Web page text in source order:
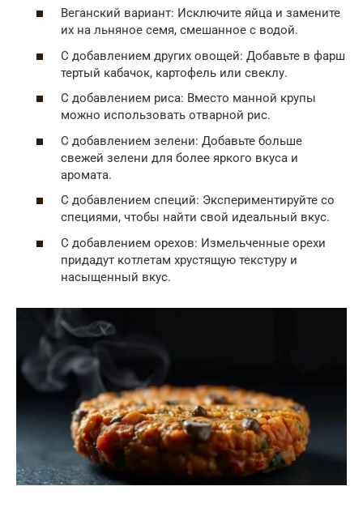
Веганский вариант: Исключите яйца и замените
их на льняное семя, смешанное с водой.
С добавлением других овощей: Добавьте в фарш
тертый кабачок, картофель или свеклу.
С добавлением риса: Вместо манной крупы
можно использовать отварной рис.
С добавлением зелени: Добавьте больше
свежей зелени для более яркого вкуса и
аромата.
С добавлением специй: Экспериментируйте со
специями, чтобы найти свой идеальный вкус.
С добавлением орехов: Измельченные орехи
придадут котлетам хрустящую текстуру и
насыщенный вкус.